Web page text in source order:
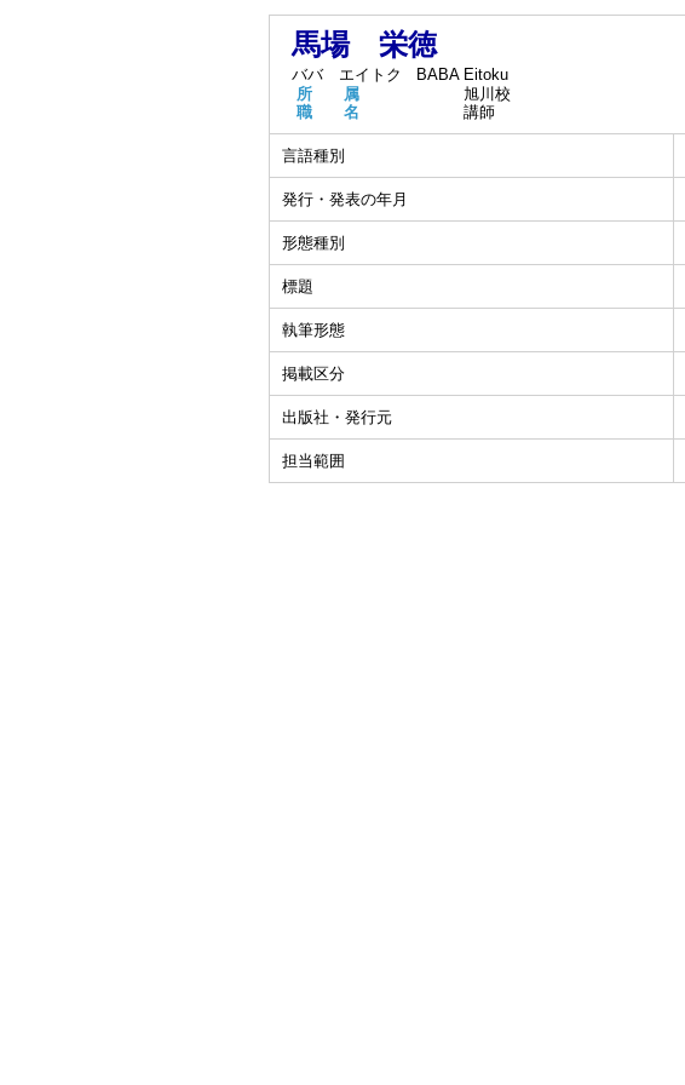
馬場 栄徳
ババ エイトク
BABA Eitoku
所 属
旭川校
職 名
講師
言語種別
発行・発表の年月
形態種別
標題
執筆形態
掲載区分
出版社・発行元
担当範囲